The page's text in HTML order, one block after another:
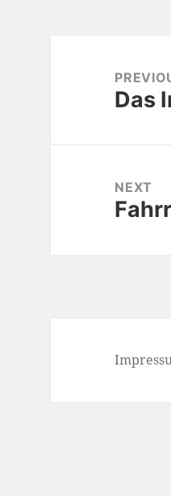
navigation
Das
NEXT
Next